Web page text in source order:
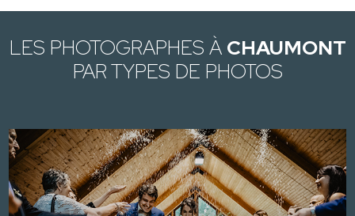
LES PHOTOGRAPHES À CHAUMONT
PAR TYPES DE PHOTOS